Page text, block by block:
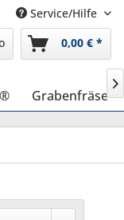
Service/Hilfe
0,00 € *
Grabenfräse
